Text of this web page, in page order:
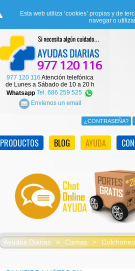
Esta web utiliza ‘cookies’ propias y de
navegar o
977 120 116 Atención telefónica
de Lunes a Sábado de 10 a 20 h
Whatsapp Tel. 686 259 525
Envíenos un email
PRODUCTOS BLOG AYUDA
Ayudas Diarias > Camas >